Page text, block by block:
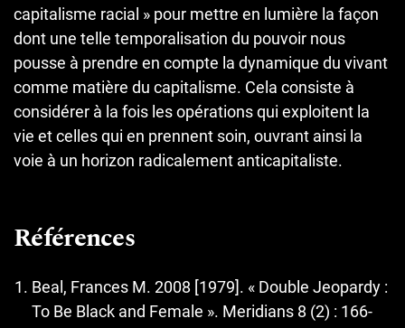
capitalisme racial » pour mettre en lumière la façon
dont une telle temporalisation du pouvoir nous
pousse à prendre en compte la dynamique du vivant
comme matière du capitalisme. Cela consiste à
considérer à la fois les opérations qui exploitent la
vie et celles qui en prennent soin, ouvrant ainsi la
voie à un horizon radicalement anticapitaliste.
Références
Beal, Frances M. 2008 [1979]. « Double Jeopardy :
To Be Black and Female ». Meridians 8 (2) : 166-